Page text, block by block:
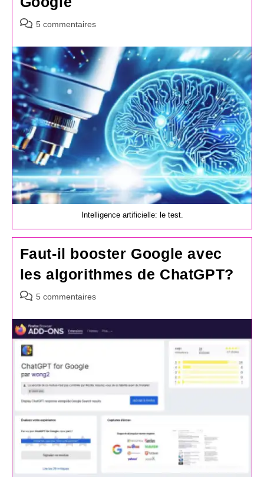
Commentaires
la
publication :
5 commentaires
Intelligence artificielle: le test.
Faut-il booster Google avec
les algorithmes de ChatGPT?
Commentaires
la
publication :
5 commentaires